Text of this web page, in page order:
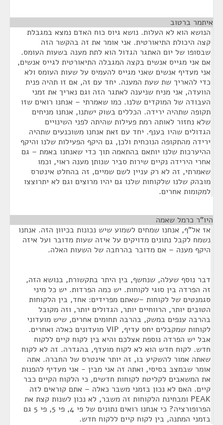
איתמר ברטוב
הנושא הוא לא העלות. נושא גיוס כוח האדם נמצא במגבלת
קצה היכולת התיאורטית. אני אומר את זה בהקשר הזה
שבסופו של יום האתגר הגדול הוא לתת מענה בשעות העומס.
אם אני מגייס אנשים בקצה המגבלה התיאורטית לגייס אנשים,
אני מעדיף אנשים שאני מגייס להעמיס על שעות העומס ולא
כדי להאריך שת שעת המענה. יחד עם זה, אם זו תהיה פנית
הוועדה, אני מניח שניענה לאתגר הזה וגם נאריך את זמני
העבודה של המוקדים שלנו. כמו שאמרתי – אנחנו רואים שזו
תקופה שתהיה ירידה. הכללים בשוק ישתנו, אנחנו מניחים
שלא נחזור לאותה רמת פעילות שהיתה לפני השינויים
הגדולים שהיו בענף. יחד עם זאת אנחנו משוכנעים שתהיה
ירידה מהתקופה הנוכחית ולכן, גם היקף הפעילות שלנו והיקף
ההיערכות שלנו יותאם בהתאמה תוך כדי שאנחנו באמת – גם
אחרי הירידה נקיים שירות סביר שנותן מענה ראוי, וכמו
שאמרתי, זה לא רק עניין לשם שמיים, זה בהחלט אינטרס
מובהק שלנו שלקוחות שלנו גם יהיו מרוצים וגם לא יתרוצצו
למקומות אחרים.
היו"ר כרמל שאמה
אז אל"ף, אנחנו שמחים לשמוע שיש נכונות בכיוון הזה. אנחנו
נשמח לקבל נתונים מדויקים על איזה שעות מדובר ועל איזה
היקף מענה – אם מדובר בהרחבה של השעות האלה.
דבר נוסף שעלה, שנחשף, בין היתר בתקשורת, בנושא הזה,
זה הפרדה בין סוגי לקוחות. יש כמה הפרדות. יש כל מיני
סגמנטים של לקוחות –שאתם מפרידים: אחד, בין הלקוחות
הטובים יותר, הרווחיים יותר, הגדולים יותר, וזה מקובל
בהרבה ענפים במשק, בהרבה תחומים אחרים, שיש מועדוני
לקוחות שמקבלים יחס עדיף, VIP מועדונים כאלה ואחרים.
אבל יש הפרדה נוספת אצלכם והיא בין לקוח קיים ללקוח
חדש. לקוח חדש הוא לא לקוח מועדף, בהגדרה. זה לא לקוח
שאתה אמור להשקיע בו, זה יותר אינטרס של החברה. אתה
אומר שבמצב בסיסי, ואתה זה אני מבין - אני מעדיף להפנות
את המשאבים לקליטת לקוחות חדשים, כי הלקוח הקיים כבר
קיים. האם לא נכון בזמני משבר כאלה – אתם קוראים לזה
PEAK ומבחינת הלקוחות זה משבר, לא נכון לשנות קצת את
הפרופורציה? כי אנחנו רואים נתונים של פי 4, פי 5, פי 5 גם
בזמני המתנה, בין לקוח קיים ללקוח חדש.